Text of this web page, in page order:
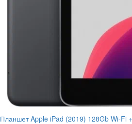
Планшет Apple iPad (2019) 128Gb Wi-Fi